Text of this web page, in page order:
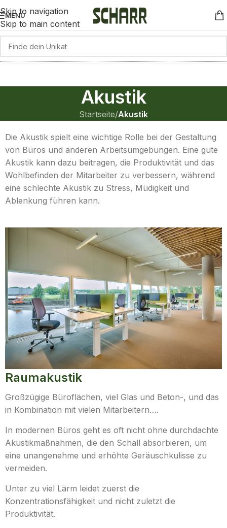
Skip to navigation
Skip to main content
MENÜ
Akustik
Startseite/Akustik
Die Akustik spielt eine wichtige Rolle bei der Gestaltung
von Büros und anderen Arbeitsumgebungen. Eine gute
Akustik kann dazu beitragen, die Produktivität und das
Wohlbefinden der Mitarbeiter zu verbessern, während
eine schlechte Akustik zu Stress, Müdigkeit und
Ablenkung führen kann.
Raumakustik
Großzügige Büroflächen, viel Glas und Beton-, und das
in Kombination mit vielen Mitarbeitern….
In modernen Büros geht es oft nicht ohne durchdachte
Akustikmaßnahmen, die den Schall absorbieren, um
eine unangenehme und erhöhte Geräuschkulisse zu
vermeiden.
Unter zu viel Lärm leidet zuerst die
Konzentrationsfähigkeit und nicht zuletzt die
Produktivität.